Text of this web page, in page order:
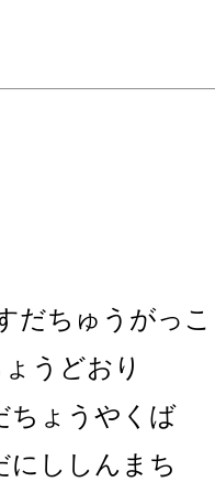
だちゅうがっ
うどおり
ちょうやくば
にししんまち